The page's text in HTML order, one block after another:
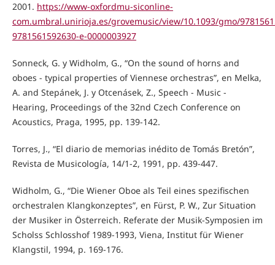
2001. https://www-oxfordmu-siconline-
com.umbral.unirioja.es/grovemusic/view/10.1093/gmo/
9781561592630-e-0000003927
Sonneck, G. y Widholm, G., “On the sound of horns and
oboes - typical properties of Viennese orchestras”, en Melka,
A. and Stepánek, J. y Otcenásek, Z., Speech - Music -
Hearing, Proceedings of the 32nd Czech Conference on
Acoustics, Praga, 1995, pp. 139-142.
Torres, J., “El diario de memorias inédito de Tomás Bretón”,
Revista de Musicología, 14/1-2, 1991, pp. 439-447.
Widholm, G., “Die Wiener Oboe als Teil eines spezifischen
orchestralen Klangkonzeptes”, en Fürst, P. W., Zur Situation
der Musiker in Österreich. Referate der Musik-Symposien im
Scholss Schlosshof 1989-1993, Viena, Institut für Wiener
Klangstil, 1994, p. 169-176.